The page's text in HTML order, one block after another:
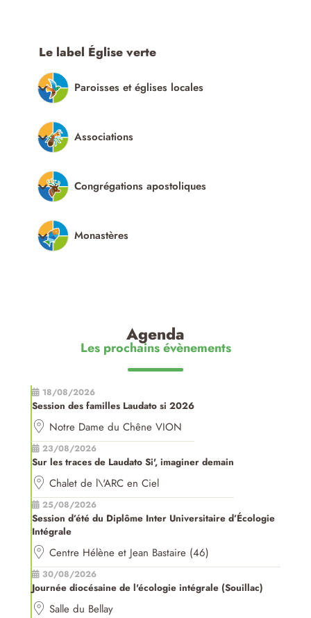
Le label Église verte
Paroisses et églises locales
Associations
Congrégations apostoliques
Monastères
Agenda
Les prochains évènements
18/08/2026
Session des familles Laudato si 2026
Notre Dame du Chêne VION
23/08/2026
Sur les traces de Laudato Si', imaginer demain
Chalet de l\'ARC en Ciel
25/08/2026
Session d’été du Diplôme Inter Universitaire d’Écologie
Intégrale
Centre Hélène et Jean Bastaire (46)
30/08/2026
Journée diocésaine de l'écologie intégrale (Souillac)
Salle du Bellay